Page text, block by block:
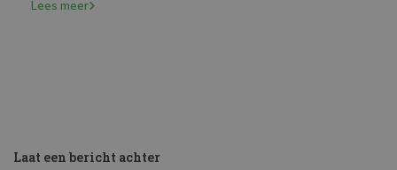
Lees meer
Laat een bericht achter